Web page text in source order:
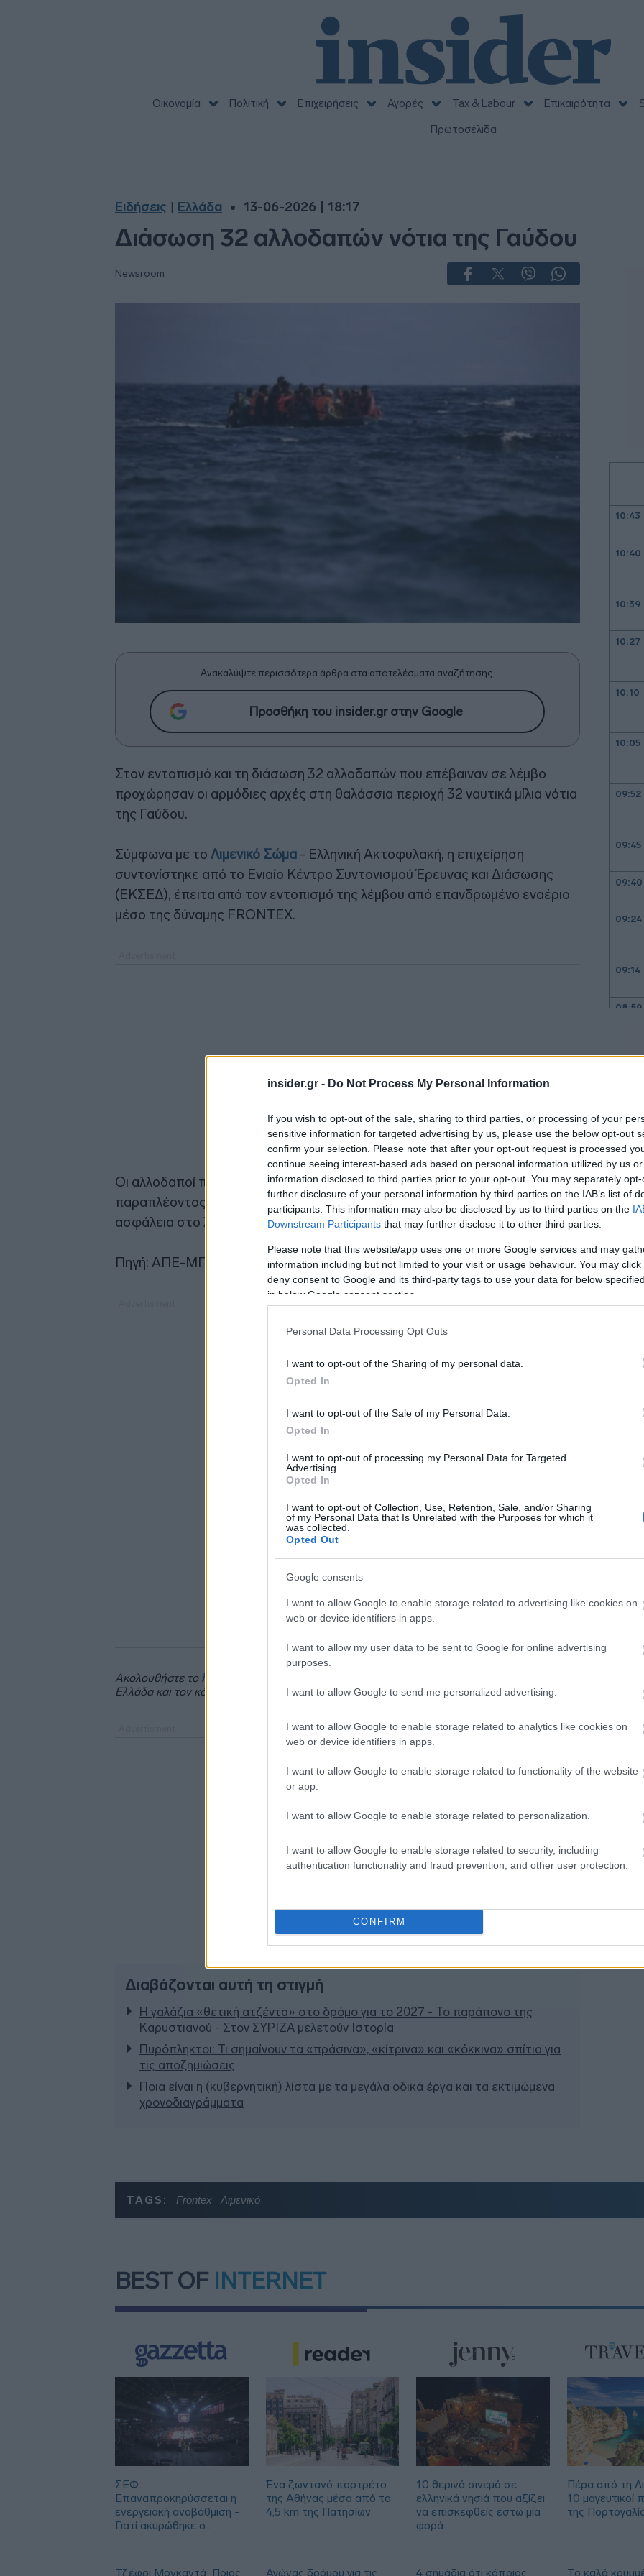
insider.gr - Do Not Process My Personal Information
If you wish to opt-out of the sale, sharing to third parties, or processing of your
sensitive information for targeted advertising by us, please use the below opt-out
confirm your selection. Please note that after your opt-out request is processed
continue seeing interest-based ads based on personal information utilized by us
information disclosed to third parties prior to your opt-out. You may separately
further disclosure of your personal information by third parties on the IAB’s list of
participants. This information may also be disclosed by us to third parties on the
Downstream Participants that may further disclose it to other third parties.
Please note that this website/app uses one or more Google services and may
information including but not limited to your visit or usage behaviour. You may
deny consent to Google and its third-party tags to use your data for below
in below Google consent section.
Personal Data Processing Opt Outs
I want to opt-out of the Sharing of my personal data.
Opted In
I want to opt-out of the Sale of my Personal Data.
Opted In
I want to opt-out of processing my Personal Data for Targeted
Advertising.
Opted In
I want to opt-out of Collection, Use, Retention, Sale, and/or Sharing
of my Personal Data that Is Unrelated with the Purposes for which it
was collected.
Opted Out
Google consents
I want to allow Google to enable storage related to advertising like cookies on
web or device identifiers in apps.
I want to allow my user data to be sent to Google for online advertising
purposes.
I want to allow Google to send me personalized advertising.
I want to allow Google to enable storage related to analytics like cookies on
web or device identifiers in apps.
I want to allow Google to enable storage related to functionality of the website
or app.
I want to allow Google to enable storage related to personalization.
I want to allow Google to enable storage related to security, including
authentication functionality and fraud prevention, and other user protection.
CONFIRM
Οικονομία Πολιτική Επιχειρήσεις Αγορές Tax & Labour Επικαιρότητα
Πρωτοσέλιδα
Ειδήσεις Ελλάδα 13-06-2026 | 18:17
Διάσωση 32 αλλοδαπών νότια της Γαύδου
Newsroom
Ανακαλύψτε περισσότερα άρθρα στα αποτελέσματα αναζήτησης.
Προσθήκη του insider.gr στην Google
Στον εντοπισμό και τη διάσωση 32 αλλοδαπών που επέβαιναν σε λέμβο
προχώρησαν οι αρμόδιες αρχές στη θαλάσσια περιοχή 32 ναυτικά μίλια νότια
της Γαύδου.
Σύμφωνα με το Λιμενικό Σώμα - Ελληνική Ακτοφυλακή, η επιχείρηση
συντονίστηκε από το Ενιαίο Κέντρο Συντονισμού Έρευνας και Διάσωσης
(ΕΚΣΕΔ), έπειτα από τον εντοπισμό της λέμβου από επανδρωμένο εναέριο
μέσο της δύναμης FRONTEX.
Οι αλλοδαποί περισυνελέγησαν με τη συνδρομή σκάφους της FRONTEX και
παραπλέοντος φορτηγού πλοίου με σημαία Παναμά, ενώ θα μεταφερθούν με
ασφάλεια στο λιμάνι της Παλαιόχωρας Χανίων.
Πηγή: ΑΠΕ-ΜΠΕ
Ακολουθήστε το insider.gr στο Google News
Ελλάδα και τον κόσμο.
Διαβάζονται αυτή τη στιγμή
Η γαλάζια «θετική ατζέντα» στο δρόμο για το 2027 - Το παράπονο της
Καρυστιανού - Στον ΣΥΡΙΖΑ μελετούν Ιστορία
Πυρόπληκτοι: Τι σημαίνουν τα «πράσινα», «κίτρινα» και «κόκκινα» σπίτια για
τις αποζημιώσεις
Ποια είναι η (κυβερνητική) λίστα με τα μεγάλα οδικά έργα και τα εκτιμώμενα
χρονοδιαγράμματα
10:43
10:40
10:39
10:27
10:10
10:05
09:52
09:45
09:40
09:24
09:14
08:59
08:46
08:39
08:32
08:25
08:20
08:02
07:10
23:44
TAGS: Frontex Λιμενικό
BEST OF INTERNET
ΣΕΦ:
Επαναπροκηρύσσεται η
ενεργειακή αναβάθμιση -
Γιατί ακυρώθηκε ο
Τζέφρι Μονκαντά: Ποιος
Ένα ζωντανό πορτρέτο
της Αθήνας μέσα από τα
4,5 km της Πατησίων
Αγώνας δρόμου για τις
10 θερινά σινεμά σε
ελληνικά νησιά που αξίζει
να επισκεφθείς έστω μία
φορά
4 σημάδια ότι κάποιος
Πέρα από τη
10 μαγευτικοί
της
Το καλά